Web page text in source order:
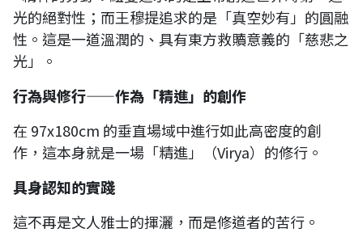
光的絕對性；而王穆提追求的是「真空妙有」的圓融
性。這是一道溫潤的、具有東方救贖意義的「慈悲之
光」。
行為與修行——作為「精進」的創作
在 97x180cm 的垂直場域中進行如此高密度的創
作，這本身就是一場「精進」（Virya）的修行。
具身認知的實踐
這不再是文人雅士的揮灑，而是修道者的苦行。